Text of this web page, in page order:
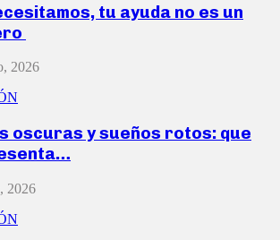
tu ayuda no es un
2026
oscuras y sueños rotos: que
2026